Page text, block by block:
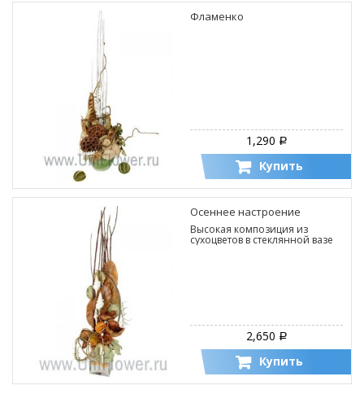
Фламенко
1,290 Р
Купить
Осеннее настроение
Высокая композиция из
сухоцветов в стеклянной вазе
2,650 Р
Купить